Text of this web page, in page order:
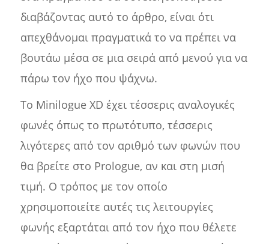
διαβάζοντας αυτό το άρθρο, είναι ότι
απεχθάνομαι πραγματικά το να πρέπει να
βουτάω μέσα σε μια σειρά από μενού για να
πάρω τον ήχο που ψάχνω.
Το Minilogue XD έχει τέσσερις αναλογικές
φωνές όπως το πρωτότυπο, τέσσερις
λιγότερες από τον αριθμό των φωνών που
θα βρείτε στο Prologue, αν και στη μισή
τιμή. Ο τρόπος με τον οποίο
χρησιμοποιείτε αυτές τις λειτουργίες
φωνής εξαρτάται από τον ήχο που θέλετε